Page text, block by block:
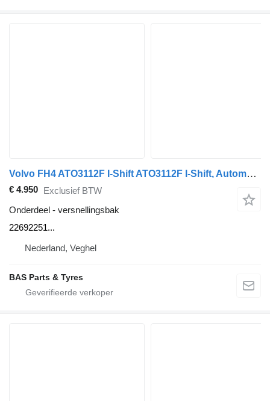
Volvo FH4 ATO3112F I-Shift ATO3112F I-Shift, Automatic 22692251 versnellingsbak voor Volvo FH4 vrachtwagen
€ 4.950 Exclusief BTW
Onderdeel - versnellingsbak
22692251...
Nederland, Veghel
BAS Parts & Tyres